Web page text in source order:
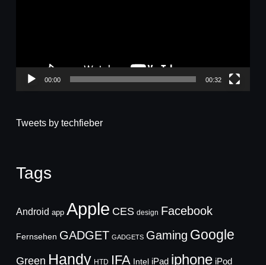
00:00 00:32
Tweets by techfieber
Tags
Android app Apple CES design Facebook
Fernsehen GADGET GADGETS Gaming Google
Green Handy HTD IFA Intel iPad iphone iPod